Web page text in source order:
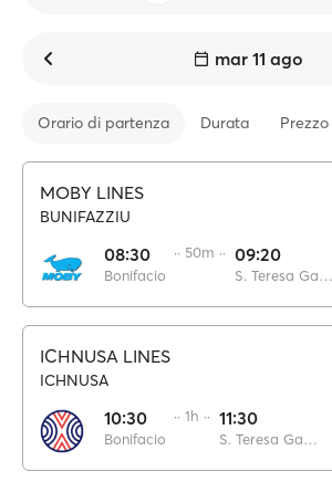
mar 11 ago
Orario di partenza Durata Prezzo
MOBY LINES
BUNIFAZZIU
08:30
Bonifacio
·· 50m ·· 09:20
S. Teresa Gallura
ICHNUSA LINES
ICHNUSA
10:30
Bonifacio
·· 1h ·· 11:30
S. Teresa Gallura